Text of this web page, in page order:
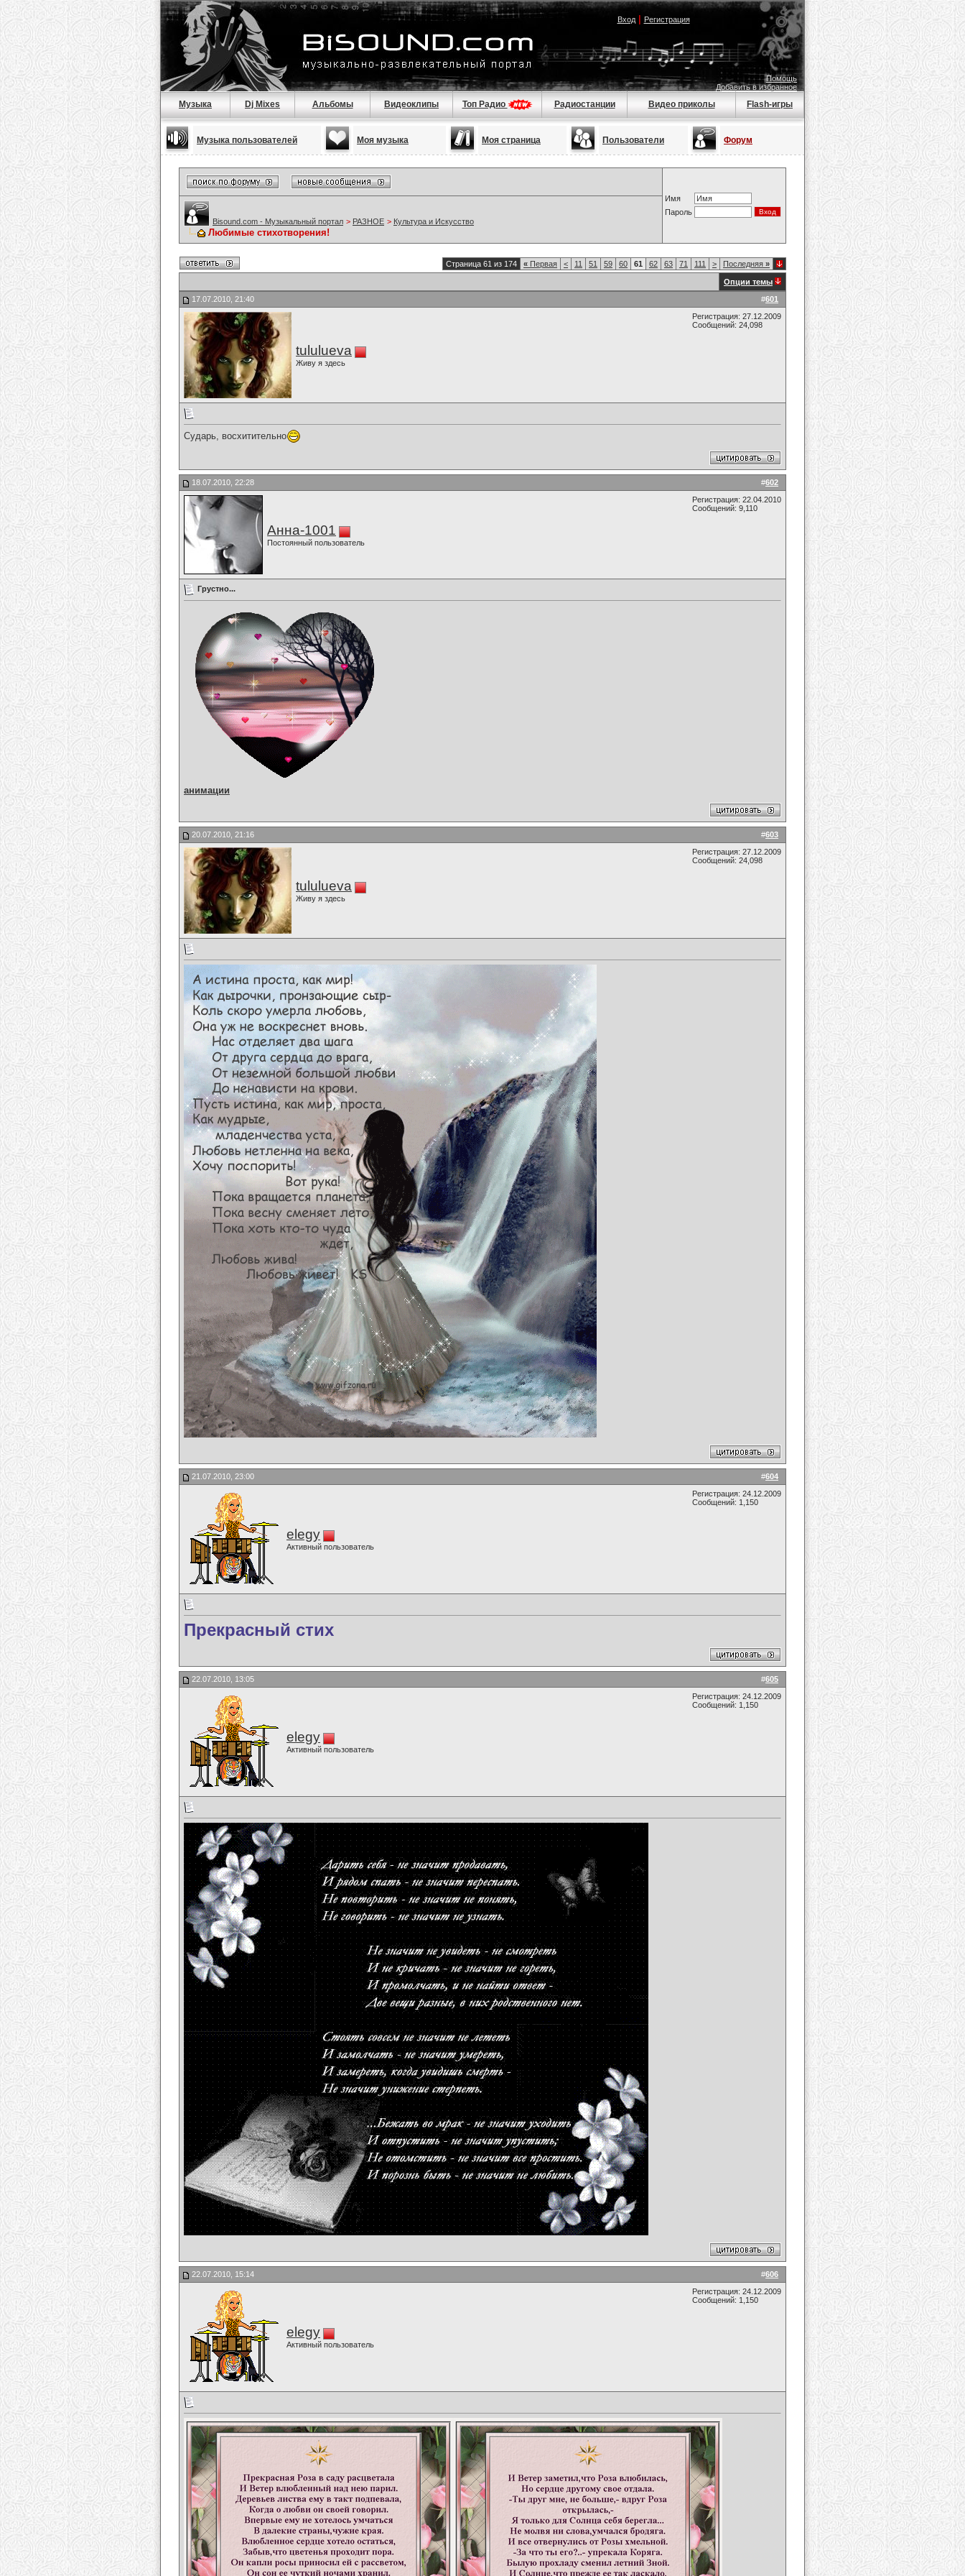
Вход| Регистрация
Помощь
Добавить в избранное
Музыка Dj Mixes Альбомы Видеоклипы Топ Радио Радиостанции Видео приколы Flash-игры
Музыка пользователей Моя музыка Моя страница Пользователи Форум
Имя
Пароль
Bisound.com - Музыкальный портал > РАЗНОЕ > Культура и Искусство
Любимые стихотворения!
Страница 61 из 174 « Первая < 11 51 59 60 61 62 63 71 111 > Последняя »
Опции темы
#601
17.07.2010, 21:40
tululueva
Живу я здесь
Регистрация: 27.12.2009
Сообщений: 24,098
Сударь, восхитительно
#602
18.07.2010, 22:28
Анна-1001
Постоянный пользователь
Регистрация: 22.04.2010
Сообщений: 9,110
Грустно...
анимации
#603
20.07.2010, 21:16
tululueva
Живу я здесь
Регистрация: 27.12.2009
Сообщений: 24,098
#604
21.07.2010, 23:00
elegy
Активный пользователь
Регистрация: 24.12.2009
Сообщений: 1,150
Прекрасный стих
#605
22.07.2010, 13:05
elegy
Активный пользователь
Регистрация: 24.12.2009
Сообщений: 1,150
#606
22.07.2010, 15:14
elegy
Активный пользователь
Регистрация: 24.12.2009
Сообщений: 1,150